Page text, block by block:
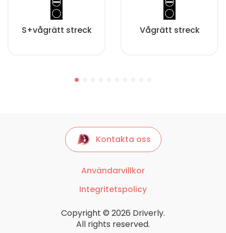
S+vågrätt streck Vågrätt streck
Kontakta oss
Användarvillkor
Integritetspolicy
Copyright © 2026 Driverly.
All rights reserved.